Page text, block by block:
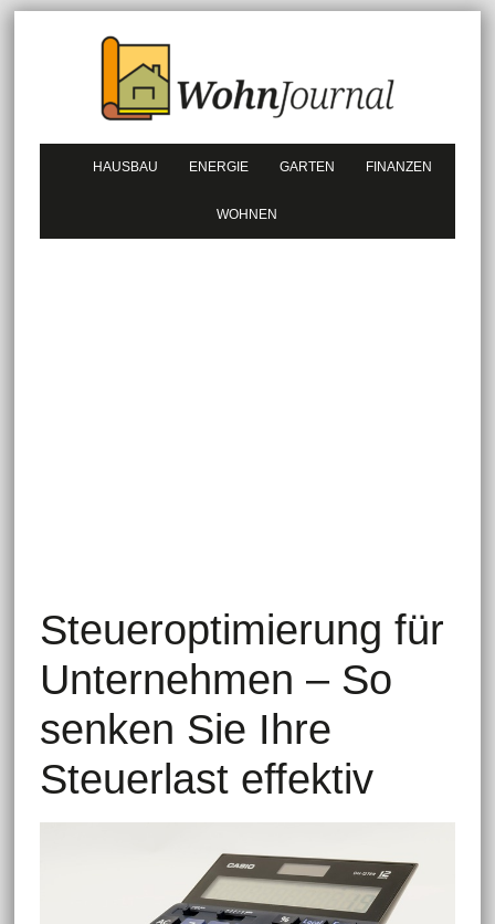
HAUSBAU ENERGIE GARTEN FINANZEN
WOHNEN
Steueroptimierung für
Unternehmen – So
senken Sie Ihre
Steuerlast effektiv